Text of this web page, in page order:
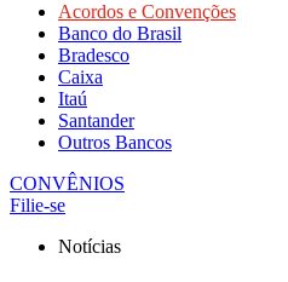
Acordos e Convenções
Banco do Brasil
Bradesco
Caixa
Itaú
Santander
Outros Bancos
CONVÊNIOS
Filie-se
Notícias